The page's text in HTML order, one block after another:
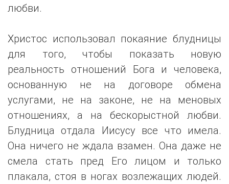
любви.
Христос использовал покаяние блудницы
для того, чтобы показать новую
реальность отношений Бога и человека,
основанную не на договоре обмена
услугами, не на законе, не на меновых
отношениях, а на бескорыстной любви.
Блудница отдала Иисусу все что имела.
Она ничего не ждала взамен. Она даже не
смела стать пред Его лицом и только
плакала, стоя в ногах возлежащих людей.